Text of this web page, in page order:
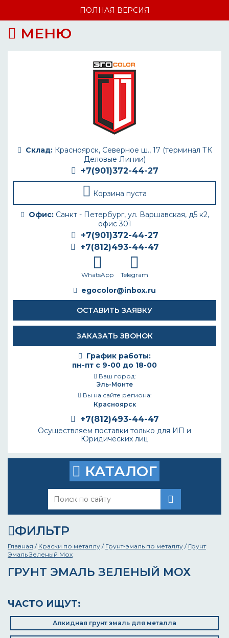
ПОЛНАЯ ВЕРСИЯ
МЕНЮ
Склад:Красноярск, Северное ш., 17 (терминал ТК
Деловые Линии)
+7(901)372-44-27
Корзина пуста
Офис:Санкт - Петербург, ул. Варшавская, д5 к2,
офис 301
+7(901)372-44-27
+7(812)493-44-47
WhatsApp Telegram
egocolor@inbox.ru
ОСТАВИТЬ ЗАЯВКУ
ЗАКАЗАТЬ ЗВОНОК
График работы:
пн-пт с 9-00 до 18-00
Ваш город:
Эль-Монте
Вы на сайте региона:
Красноярск
+7(812)493-44-47
Осуществляем поставки только для ИП и
Юридических лиц
КАТАЛОГ
ФИЛЬТР
Главная / Краски по металлу / Грунт-эмаль по металлу / Грунт
Эмаль Зеленый Мох
ГРУНТ ЭМАЛЬ ЗЕЛЕНЫЙ МОХ
ЧАСТО ИЩУТ:
Алкидная грунт эмаль для металла